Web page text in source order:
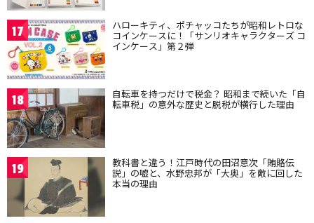
17 ハローキティ、ポチャッコたちが昭和レトロな
コインケースに！「サンリオキャラクターズ コ
インケース」第２弾
18 自転車を持つだけで税金？ 昭和まで続いた「自
転車税」の意外な歴史と脱税が横行した理由
19 教科書と違う！江戸時代の田沼意次「賄賂伝
説」の嘘と、水野忠邦が「大奥」を敵に回した
本当の理由